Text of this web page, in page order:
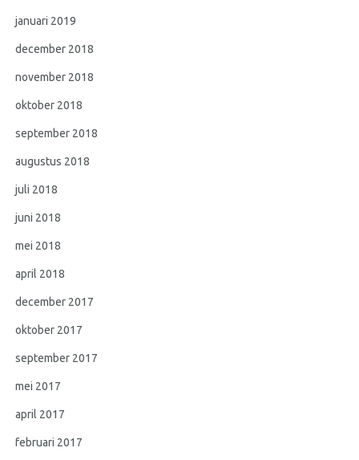
januari 2019
december 2018
november 2018
oktober 2018
september 2018
augustus 2018
juli 2018
juni 2018
mei 2018
april 2018
december 2017
oktober 2017
september 2017
mei 2017
april 2017
februari 2017